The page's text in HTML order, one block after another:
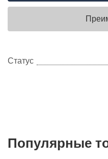
Статус
Популярные